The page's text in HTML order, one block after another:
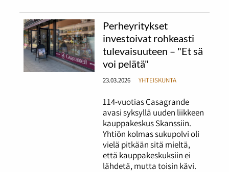
Perheyritykset
investoivat rohkeasti
tulevaisuuteen – "Et sä
voi pelätä"
23.03.2026 YHTEISKUNTA
114-vuotias Casagrande
avasi syksyllä uuden liikkeen
kauppakeskus Skanssiin.
Yhtiön kolmas sukupolvi oli
vielä pitkään sitä mieltä,
että kauppakeskuksiin ei
lähdetä, mutta toisin kävi.